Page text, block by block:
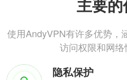
主要
使用AndyVPN有许多优势，
访问权限和网
隐私保护